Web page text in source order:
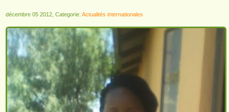
décembre 05 2012, Categorie: Actualités internationales